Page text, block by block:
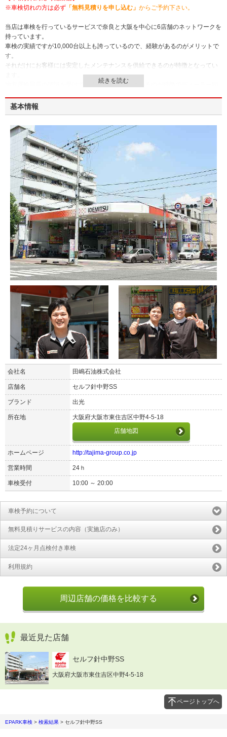
※車検切れの方は必ず 「無料見積りを申し込む」 からご予約下さい。
当店は車検を行っているサービスで奈良と大阪を中心に6店舗のネットワークを
持っています。
車検の実績ですが10,000台以上も誇っているので、経験があるのがメリットで
す。
それだけにお客様には安定したメンテナンスを供給できるのが特徴となってい
地方運輸局長の認証を受けている工場を完備しているのが特徴でディーラー同
ウルトラピット車検と呼ばれるものを行い国家整備士がお客様のお車を担当し
ます。
検を受ける事が可能です。
基本情報
会社名 田嶋石油株式会社
店舗名 セルフ針中野SS
ブランド 出光
所在地
大阪府大阪市東住吉区中野4-5-18
店舗地図
ホームページ http://tajima-group.co.jp
営業時間 24ｈ
車検受付 10:00 ～ 20:00
車検予約について
無料見積りサービスの内容（実施店のみ）
法定24ヶ月点検付き車検
利用規約
周辺店舗の価格を比較する
最近見た店舗
セルフ針中野SS
大阪府大阪市東住吉区中野4-5-18
ページトップへ
EPARK車検 > 検索結果 > セルフ針中野SS